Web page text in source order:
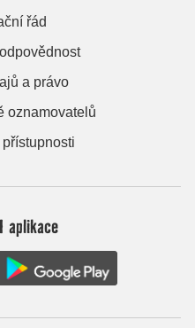
řád
a právo
oznamovatelů
aplikace